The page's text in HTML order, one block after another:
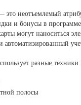
это неотъемлемый
и бонусы в
могут наноситься
автоматизированный
разные техники
полосы